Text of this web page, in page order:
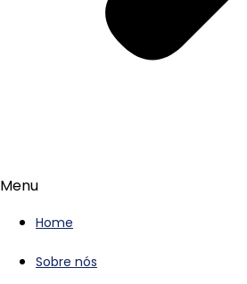
Menu
Home
Sobre nós